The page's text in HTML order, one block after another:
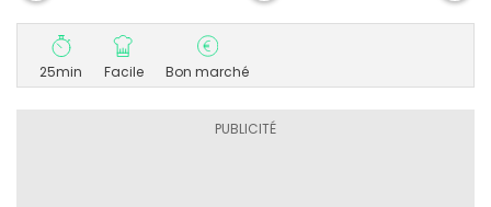
25min Facile Bon marché